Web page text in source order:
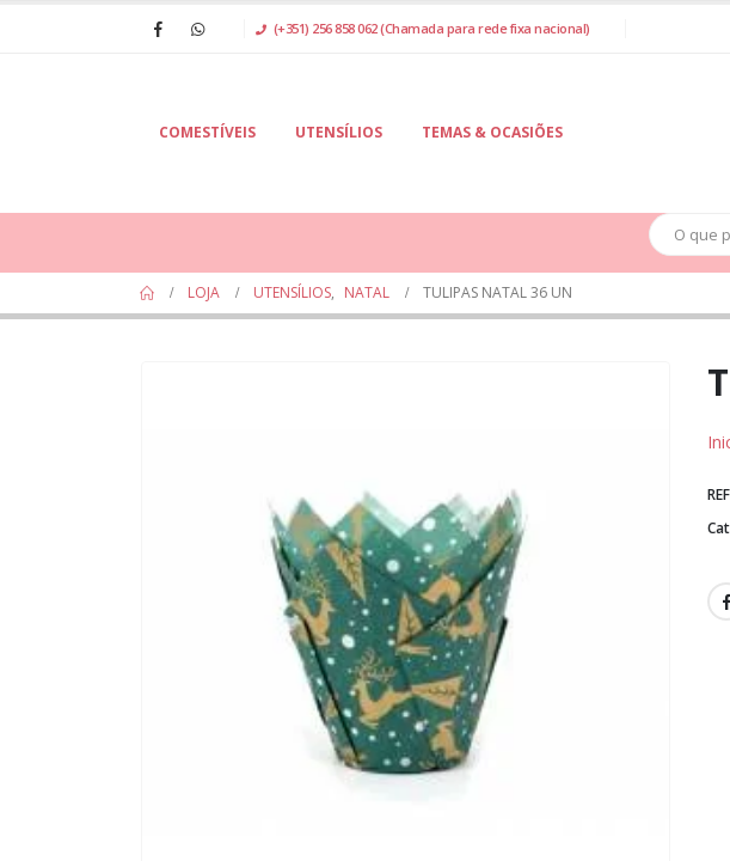
(+351) 256 858 062 (Chamada para rede fixa nacional)
COMESTÍVEIS UTENSÍLIOS TEMAS & OCASIÕES
LOJA UTENSÍLIOS, NATAL TULIPAS NATAL 36 UN